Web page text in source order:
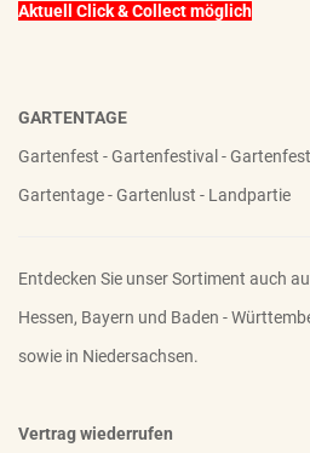
Aktuell Click & Collect möglich
GARTENTAGE
Gartenfest - Gartenfestival -
Gartentage - Gartenlust - Landpartie
Entdecken Sie unser Sortiment auch
Hessen, Bayern und Baden -
sowie in Niedersachsen.
Vertrag wiederrufen